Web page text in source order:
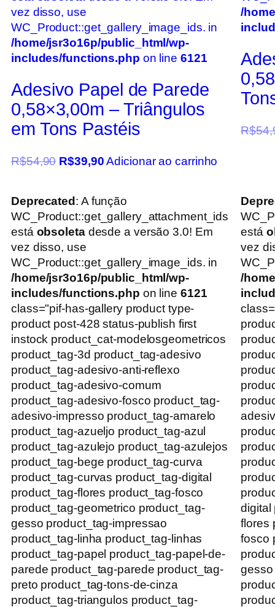
vez disso, use
WC_Product::get_gallery_image_ids. in
/home/jsr3o16p/public_html/wp-
includes/functions.php on line 6121
Adesivo Papel de Parede
0,58×3,00m – Triângulos
em Tons Pastéis
R$54,90 R$39,90 Adicionar ao carrinho
/
R$
Deprecated : A função
WC_Product::get_gallery_attachment_ids
está obsoletadesde a versão 3.0! Em
vez disso, use
WC_Product::get_gallery_image_ids. in
/home/jsr3o16p/public_html/wp-
includes/functions.php on line 6121
class="pif-has-gallery product type-
product post-428 status-publish first
instock product_cat-modelosgeometricos
product_tag-3d product_tag-adesivo
product_tag-adesivo-anti-reflexo
product_tag-adesivo-comum
product_tag-adesivo-fosco product_tag-
adesivo-impresso product_tag-amarelo
product_tag-azueljo product_tag-azul
product_tag-azulejo product_tag-azulejos
product_tag-bege product_tag-curva
product_tag-curvas product_tag-digital
product_tag-flores product_tag-fosco
product_tag-geometrico product_tag-
gesso product_tag-impressao
product_tag-linha product_tag-linhas
product_tag-papel product_tag-papel-de-
parede product_tag-parede product_tag-
preto product_tag-tons-de-cinza
product_tag-triangulos product_tag-
está
vez
/
digital
flores
fosco